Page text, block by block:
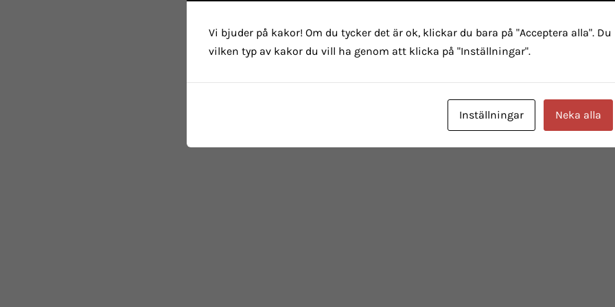
Vi bjuder på kakor! Om du tycker det är ok, klickar du bara på "Acceptera alla".
vilken typ av kakor du vill ha genom att klicka på "Inställningar".
Inställningar Neka alla